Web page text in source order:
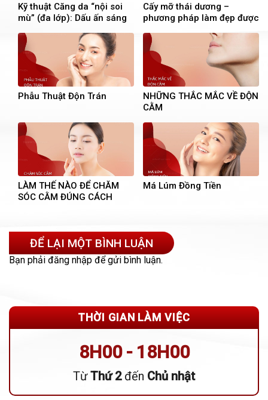
Kỹ thuật Căng da “nội soi
mù” (đa lớp): Dấu ấn sáng
Cấy mỡ thái dương –
phương pháp làm đẹp được
Phẫu Thuật Độn Trán
NHỮNG THẮC MẮC VỀ ĐỘN
CẰM
LÀM THẾ NÀO ĐỂ CHĂM
SÓC CẰM ĐÚNG CÁCH
Má Lúm Đồng Tiền
ĐỂ LẠI MỘT BÌNH LUẬN
Bạn phải đăng nhập để gửi bình luận.
THỜI GIAN LÀM VIỆC
8H00 - 18H00
TừThứ 2đến Chủ nhật